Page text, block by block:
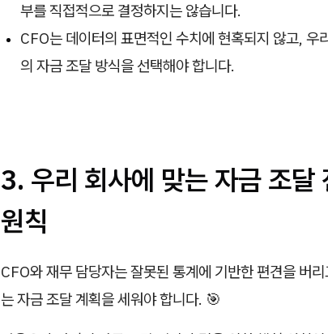
부를 직접적으로 결정하지는 않습니다.
CFO는 데이터의 표면적인 수치에 현혹되지 않고, 우
의 자금 조달 방식을 선택해야 합니다.
3. 우리 회사에 맞는 자금 조달
원칙
CFO와 재무 담당자는 잘못된 통계에 기반한 편견을 버
는 자금 조달 계획을 세워야 합니다. 🎯